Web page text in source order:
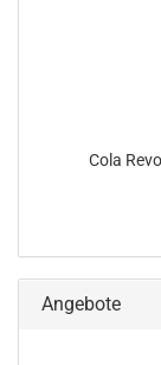
Cola
Angebote